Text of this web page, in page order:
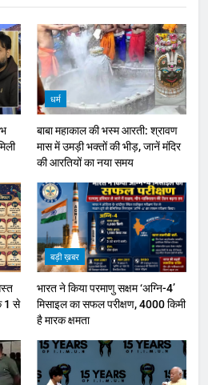
धर्म
बाबा महाकाल की भस्म आरती: श्रावण
मास में उमड़ी भक्तों की भीड़, जानें मंदिर
की आरतियों का नया समय
1 से
बड़ी ख़बर
भारत ने किया परमाणु सक्षम ‘अग्नि-4’
मिसाइल का सफल परीक्षण, 4000 किमी
है मारक क्षमता